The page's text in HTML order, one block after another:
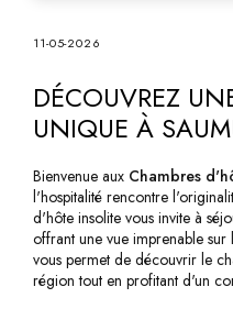
11-05-2026
DÉCOUVREZ
UNIQUE À
Bienvenue aux Chambres
l'hospitalité rencontre
d'hôte insolite vous invite à
offrant une vue imprenable
vous permet de découvrir le
région tout en profitant d'un